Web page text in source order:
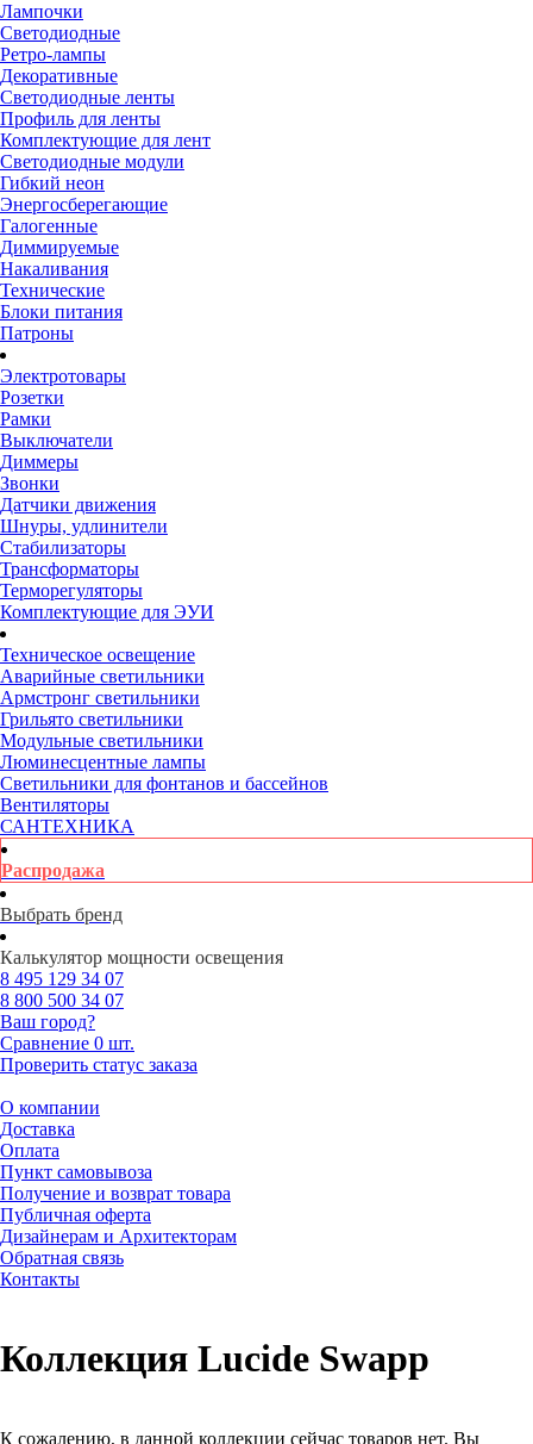
Лампочки
Светодиодные
Ретро-лампы
Декоративные
Светодиодные ленты
Профиль для ленты
Комплектующие для лент
Светодиодные модули
Гибкий неон
Энергосберегающие
Галогенные
Диммируемые
Накаливания
Технические
Блоки питания
Патроны
Электротовары
Розетки
Рамки
Выключатели
Диммеры
Звонки
Датчики движения
Шнуры, удлинители
Стабилизаторы
Трансформаторы
Терморегуляторы
Комплектующие для ЭУИ
Техническое освещение
Аварийные светильники
Армстронг светильники
Грильято светильники
Модульные светильники
Люминесцентные лампы
Светильники для фонтанов и бассейнов
Вентиляторы
САНТЕХНИКА
Распродажа
Выбрать бренд
Калькулятор мощности освещения
8 495 129 34 07
8 800 500 34 07
Ваш город?
Сравнение 0 шт.
Проверить статус заказа
О компании
Доставка
Оплата
Пункт самовывоза
Получение и возврат товара
Публичная оферта
Дизайнерам и Архитекторам
Обратная связь
Контакты
Коллекция Lucide Swapp
К сожалению, в данной коллекции сейчас товаров нет. Вы